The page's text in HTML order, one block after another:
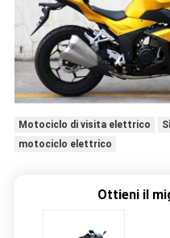
Motociclo di visita elettrico
motociclo elettrico
Ottieni il